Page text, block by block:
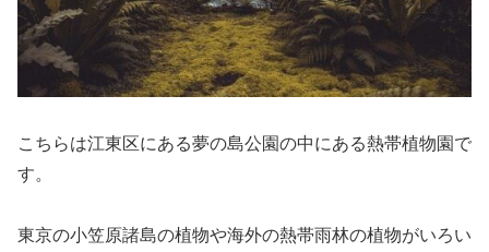
こちらは江東区にある夢の島公園の中にある熱帯植物園で
す。
東京の小笠原諸島の植物や海外の熱帯雨林の植物がいろい